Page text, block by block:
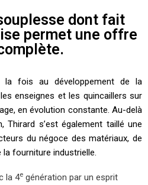
dont fait
permet une offre
fois au développement de la
enseignes et les quincaillers sur
en évolution constante. Au-delà
Thirard s’est également taillé une
du négoce des matériaux, de
fourniture industrielle.
la 4e génération par un esprit